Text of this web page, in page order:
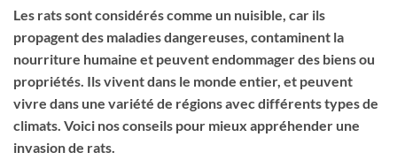
Les rats sont considérés comme un nuisible, car ils
propagent des maladies dangereuses, contaminent la
nourriture humaine et peuvent endommager des biens ou
propriétés. Ils vivent dans le monde entier, et peuvent
vivre dans une variété de régions avec différents types de
climats. Voici nos conseils pour mieux appréhender une
invasion de rats.